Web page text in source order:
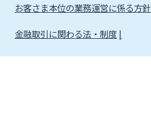
お客さま本位の業務運営に係る方針
金融取引に関わる法・制度
金融取引に関わる方針